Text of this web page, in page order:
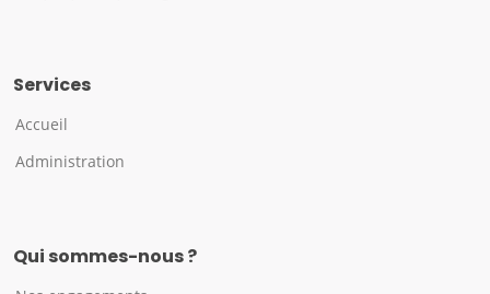
Services
Accueil
Administration
Qui sommes-nous ?